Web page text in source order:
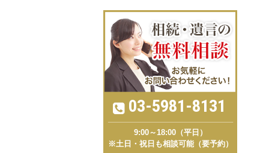
03-5981-8131
9:00～18:00（平日）
※土日・祝日も相談可能（要予約）